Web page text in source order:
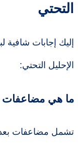
التحتي
إليك إجابات شافية
الإحليل التحتي:
ما هي مضاعفات
تشمل مضاعفات بعد